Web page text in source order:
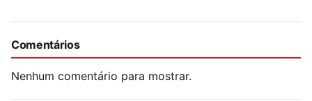
Comentários
Nenhum comentário para mostrar.